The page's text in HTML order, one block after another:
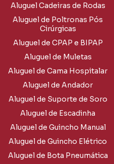
Aluguel Cadeiras de Rodas
Aluguel de Poltronas Pós
Cirúrgicas
Aluguel de CPAP e BIPAP
Aluguel de Muletas
Aluguel de Cama Hospitalar
Aluguel de Andador
Aluguel de Suporte de Soro
Aluguel de Escadinha
Aluguel de Guincho Manual
Aluguel de Guincho Elétrico
Aluguel de Bota Pneumática